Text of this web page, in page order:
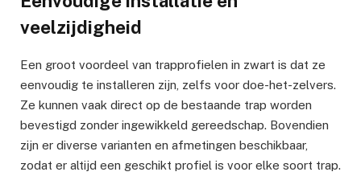
veelzijdigheid
Een groot voordeel van trapprofielen in zwart is dat ze
eenvoudig te installeren zijn, zelfs voor doe-het-zelvers.
Ze kunnen vaak direct op de bestaande trap worden
bevestigd zonder ingewikkeld gereedschap. Bovendien
zijn er diverse varianten en afmetingen beschikbaar,
zodat er altijd een geschikt profiel is voor elke soort trap.